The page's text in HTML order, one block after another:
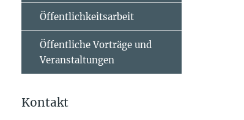
Öffentlichkeitsarbeit
Öffentliche Vorträge und
Veranstaltungen
Kontakt